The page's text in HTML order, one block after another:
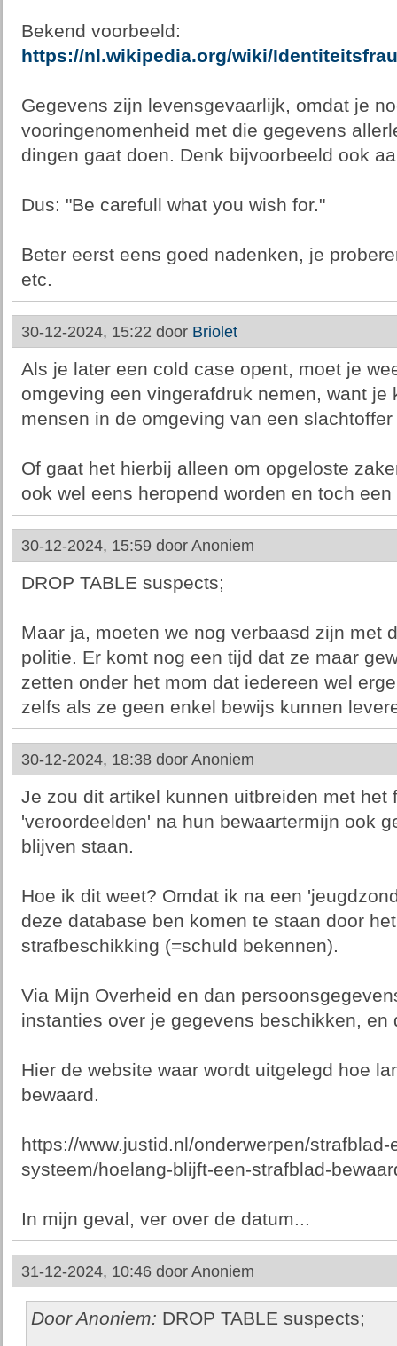
Bekend voorbeeld:
https://nl.wikipedia.org/wiki/
Gegevens zijn levensgevaarlijk, omdat je
vooringenomenheid met die gegevens
dingen gaat doen. Denk bijvoorbeeld ook
Dus: "Be carefull what you wish for."
Beter eerst eens goed nadenken, je
etc.
30-12-2024, 15:22 door Briolet
Als je later een cold case opent, moet je
omgeving een vingerafdruk nemen, want
mensen in de omgeving van een
Of gaat het hierbij alleen om opgeloste
ook wel eens heropend worden en toch
30-12-2024, 15:59 door Anoniem
DROP TABLE suspects;
Maar ja, moeten we nog verbaasd zijn met
politie. Er komt nog een tijd dat ze maar
zetten onder het mom dat iedereen wel
zelfs als ze geen enkel bewijs kunnen
30-12-2024, 18:38 door Anoniem
Je zou dit artikel kunnen uitbreiden met het
'veroordeelden' na hun bewaartermijn ook
blijven staan.
Hoe ik dit weet? Omdat ik na een
deze database ben komen te staan door
strafbeschikking (=schuld bekennen).
Via Mijn Overheid en dan
instanties over je gegevens beschikken, en
Hier de website waar wordt uitgelegd hoe
bewaard.
https://www.justid.nl/onderwerpen/
systeem/hoelang-blijft-een-strafblad-
In mijn geval, ver over de datum...
31-12-2024, 10:46 door Anoniem
Door Anoniem: DROP TABLE suspects;